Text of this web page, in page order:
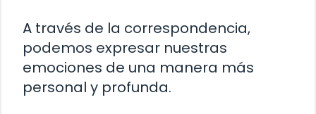
A través de la correspondencia,
podemos expresar nuestras
emociones de una manera más
personal y profunda.